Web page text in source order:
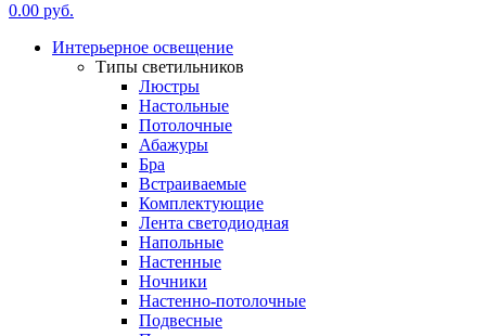
0.00 руб.
Интерьерное освещение
Типы светильников
Люстры
Настольные
Потолочные
Абажуры
Бра
Встраиваемые
Комплектующие
Лента светодиодная
Напольные
Настенные
Ночники
Настенно-потолочные
Подвесные